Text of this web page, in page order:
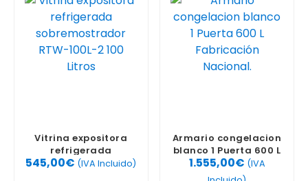
Vitrina expositora
refrigerada
sobremostrador
545,00€ (IVA Incluido)
Armario congelacion
blanco 1 Puerta 600 L
Fabricación
Nacional.
1.555,00€ (IVA